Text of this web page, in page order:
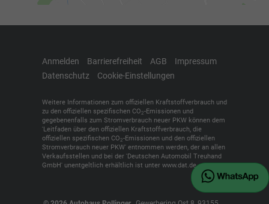
Anmelden Barrierefreiheit AGB
Impressum
Datenschutz
Cookie-Einstellungen
Weitere Informationen zum offiziellen Kraftstoffverbrauch und
zu den offiziellen spezifischen CO2-Emissionen und
gegebenenfalls zum Stromverbrauch neuer PKW können dem
'Leitfaden über den offiziellen Kraftstoffverbrauch, die
offiziellen spezifischen CO2-Emissionen und den offiziellen
Stromverbrauch neuer PKW' entnommen werden, der an allen
Verkaufsstellen und bei der 'Deutschen Automobil Treuhand
GmbH' unentgeltlich erhältlich ist unter www.dat.de.